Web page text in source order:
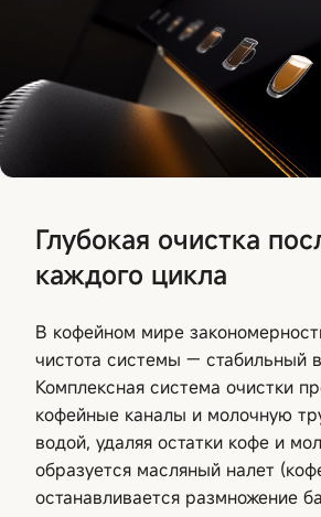
Глубокая очистка
каждого цикла
В кофейном мире
чистота системы — стабильный
Комплексная система очистки
кофейные каналы и молочную
водой, удаляя остатки кофе и
образуется масляный налет
останавливается размножение